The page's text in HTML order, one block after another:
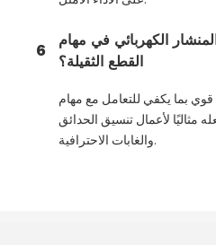
6
الكهربائي في مهام
القطع الثقيلة؟
قوي بما يكفي للتعامل مع مهام
مثاليًا لأعمال تنسيق الحدائق
والغابات الاحترافية.